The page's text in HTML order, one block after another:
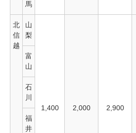
馬
北
信
越
山
梨
1,400 2,000 2,900
富
山
石
川
福
井